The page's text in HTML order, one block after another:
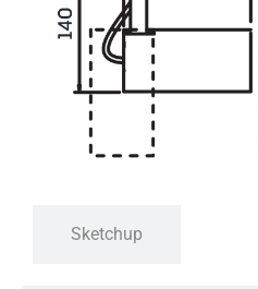
Sketchup